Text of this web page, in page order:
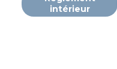
intérieur